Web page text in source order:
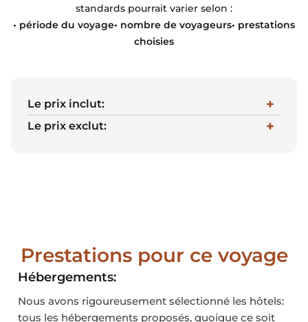
standards pourrait varier selon :
• période du voyage• nombre de voyageurs• prestations
choisies
Le prix inclut:
Le prix exclut:
Prestations pour ce voyage
Hébergements:
Nous avons rigoureusement sélectionné les hôtels:
tous les hébergements proposés, quoique ce soit